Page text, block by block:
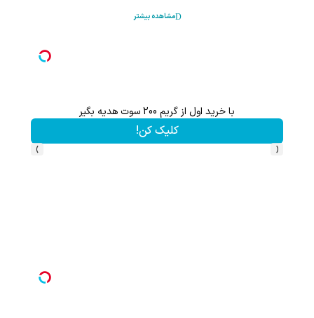
مشاهده بیشتر
با خرید اول از گریم 200 سوت هدیه بگیر
کلیک کن!
‹
›